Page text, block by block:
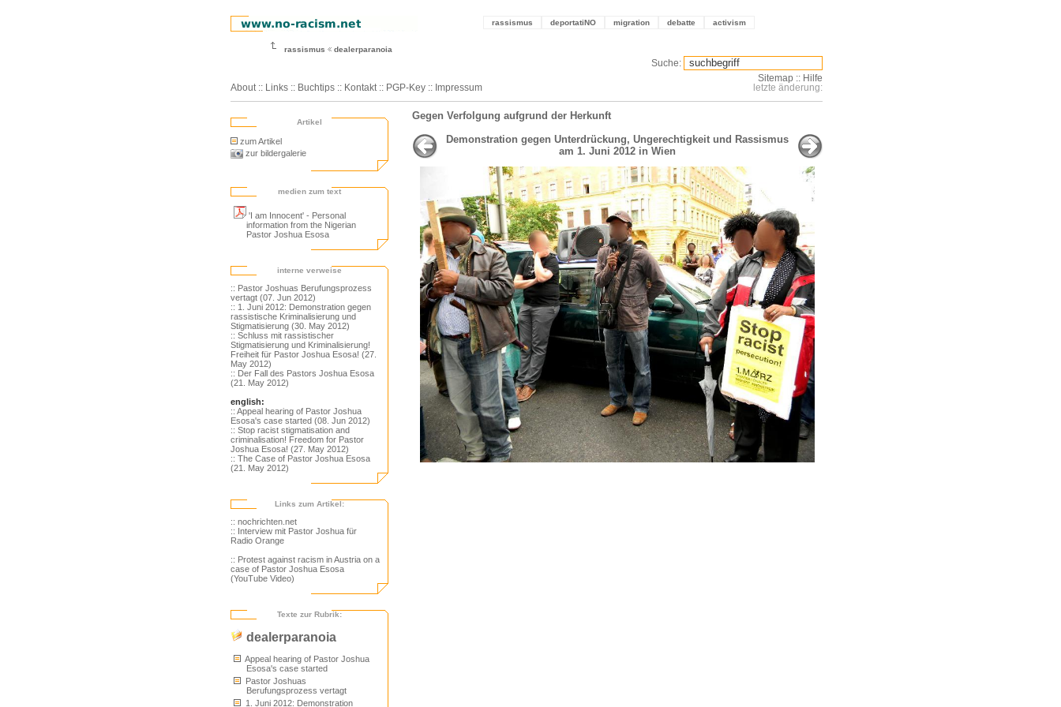
rassismus deportatiNO migration debatte activism
rassismus dealerparanoia
About :: Links :: Buchtips :: Kontakt :: PGP-Key :: Impressum
Suche:
Sitemap :: Hilfe
letzte änderung:
Artikel
zum Artikel
zur bildergalerie
medien zum text
'I am Innocent' - Personal
information from the Nigerian
Pastor Joshua Esosa
interne verweise
:: Pastor Joshuas Berufungsprozess
vertagt (07. Jun 2012)
:: 1. Juni 2012: Demonstration gegen
rassistische Kriminalisierung und
Stigmatisierung (30. May 2012)
:: Schluss mit rassistischer
Stigmatisierung und Kriminalisierung!
Freiheit für Pastor Joshua Esosa! (27.
May 2012)
:: Der Fall des Pastors Joshua Esosa
(21. May 2012)
english:
:: Appeal hearing of Pastor Joshua
Esosa's case started (08. Jun 2012)
:: Stop racist stigmatisation and
criminalisation! Freedom for Pastor
Joshua Esosa! (27. May 2012)
:: The Case of Pastor Joshua Esosa
(21. May 2012)
Links zum Artikel:
:: nochrichten.net
:: Interview mit Pastor Joshua für
Radio Orange
:: Protest against racism in Austria on a
case of Pastor Joshua Esosa
(YouTube Video)
Texte zur Rubrik:
dealerparanoia
Appeal hearing of Pastor Joshua
Esosa's case started
Pastor Joshuas
Berufungsprozess vertagt
1. Juni 2012: Demonstration
Gegen Verfolgung aufgrund der Herkunft
Demonstration gegen Unterdrückung, Ungerechtigkeit und Rassismus
am 1. Juni 2012 in Wien